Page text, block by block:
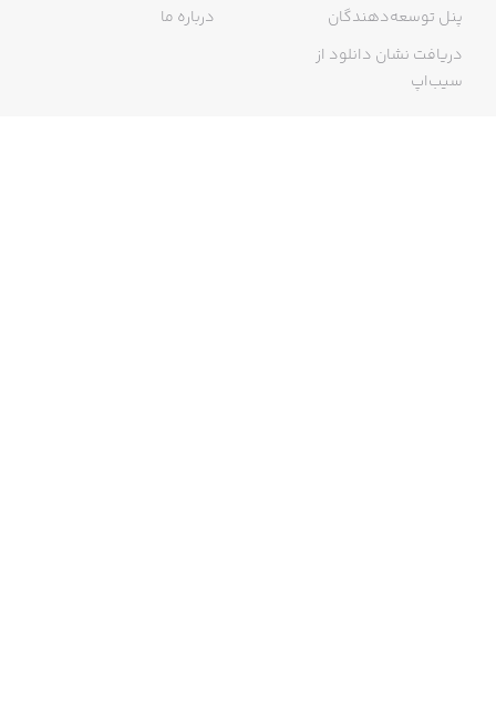
پنل توسعه‌دهندگان
دریافت نشان دانلود از
سیب‌اپ
درباره ما